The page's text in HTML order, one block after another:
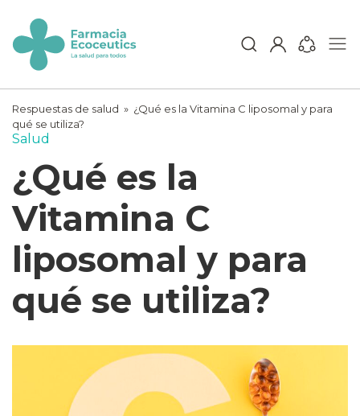
content
ecoceutics
Respuestas de salud » ¿Qué es la Vitamina C liposomal y para
qué se utiliza?
Salud
¿Qué es la
Vitamina C
liposomal y para
qué se utiliza?